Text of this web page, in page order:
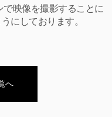
映像を撮影することに
にしております。
へ